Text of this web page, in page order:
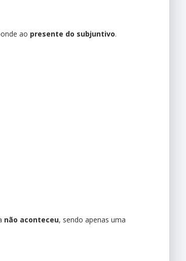
ao presente do subjuntivo.
não aconteceu, sendo apenas uma